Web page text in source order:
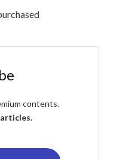
contents.